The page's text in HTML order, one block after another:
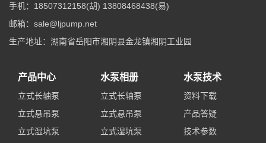
手机：18507312158(胡) 13808468438(易)
邮箱：sale@ljpump.net
生产地址：湖南省岳阳市湘阴县金龙镇湘阴工业园
产品中心
立式长轴泵
立式悬吊泵
立式湿坑泵
水泵相册
立式长轴泵
立式悬吊泵
立式湿坑泵
水泵技术
资料下载
产品答疑
技术参数